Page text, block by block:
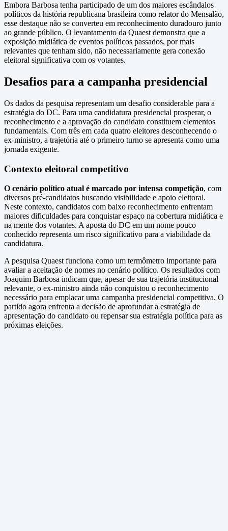
Embora Barbosa tenha participado de um dos maiores escândalos
políticos da história republicana brasileira como relator do Mensalão,
esse destaque não se converteu em reconhecimento duradouro junto
ao grande público. O levantamento da Quaest demonstra que a
exposição midiática de eventos políticos passados, por mais
relevantes que tenham sido, não necessariamente gera conexão
eleitoral significativa com os votantes.
Desafios para a campanha presidencial
Os dados da pesquisa representam um desafio considerable para a
estratégia do DC. Para uma candidatura presidencial prosperar, o
reconhecimento e a aprovação do candidato constituem elementos
fundamentais. Com três em cada quatro eleitores desconhecendo o
ex-ministro, a trajetória até o primeiro turno se apresenta como uma
jornada exigente.
Contexto eleitoral competitivo
O cenário político atual é marcado por intensa competição, com
diversos pré-candidatos buscando visibilidade e apoio eleitoral.
Neste contexto, candidatos com baixo reconhecimento enfrentam
maiores dificuldades para conquistar espaço na cobertura midiática e
na mente dos votantes. A aposta do DC em um nome pouco
conhecido representa um risco significativo para a viabilidade da
candidatura.
A pesquisa Quaest funciona como um termômetro importante para
avaliar a aceitação de nomes no cenário político. Os resultados com
Joaquim Barbosa indicam que, apesar de sua trajetória institucional
relevante, o ex-ministro ainda não conquistou o reconhecimento
necessário para emplacar uma campanha presidencial competitiva. O
partido agora enfrenta a decisão de aprofundar a estratégia de
apresentação do candidato ou repensar sua estratégia política para as
próximas eleições.